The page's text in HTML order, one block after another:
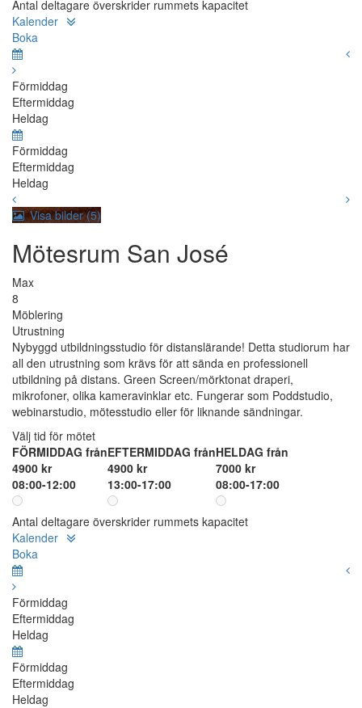
Antal deltagare överskrider rummets kapacitet
Kalender
Boka
Förmiddag
Eftermiddag
Heldag
Förmiddag
Eftermiddag
Heldag
Visa bilder (5)
Mötesrum San José
Max
8
Möblering
Utrustning
Nybyggd utbildningsstudio för distanslärande! Detta studiorum har
all den utrustning som krävs för att sända en professionell
utbildning på distans. Green Screen/mörktonat draperi,
mikrofoner, olika kameravinklar etc. Fungerar som Poddstudio,
webinarstudio, mötesstudio eller för liknande sändningar.
Välj tid för mötet
FÖRMIDDAG från
4900 kr
08:00-12:00
EFTERMIDDAG från
4900 kr
13:00-17:00
HELDAG från
7000 kr
08:00-17:00
Antal deltagare överskrider rummets kapacitet
Kalender
Boka
Förmiddag
Eftermiddag
Heldag
Förmiddag
Eftermiddag
Heldag